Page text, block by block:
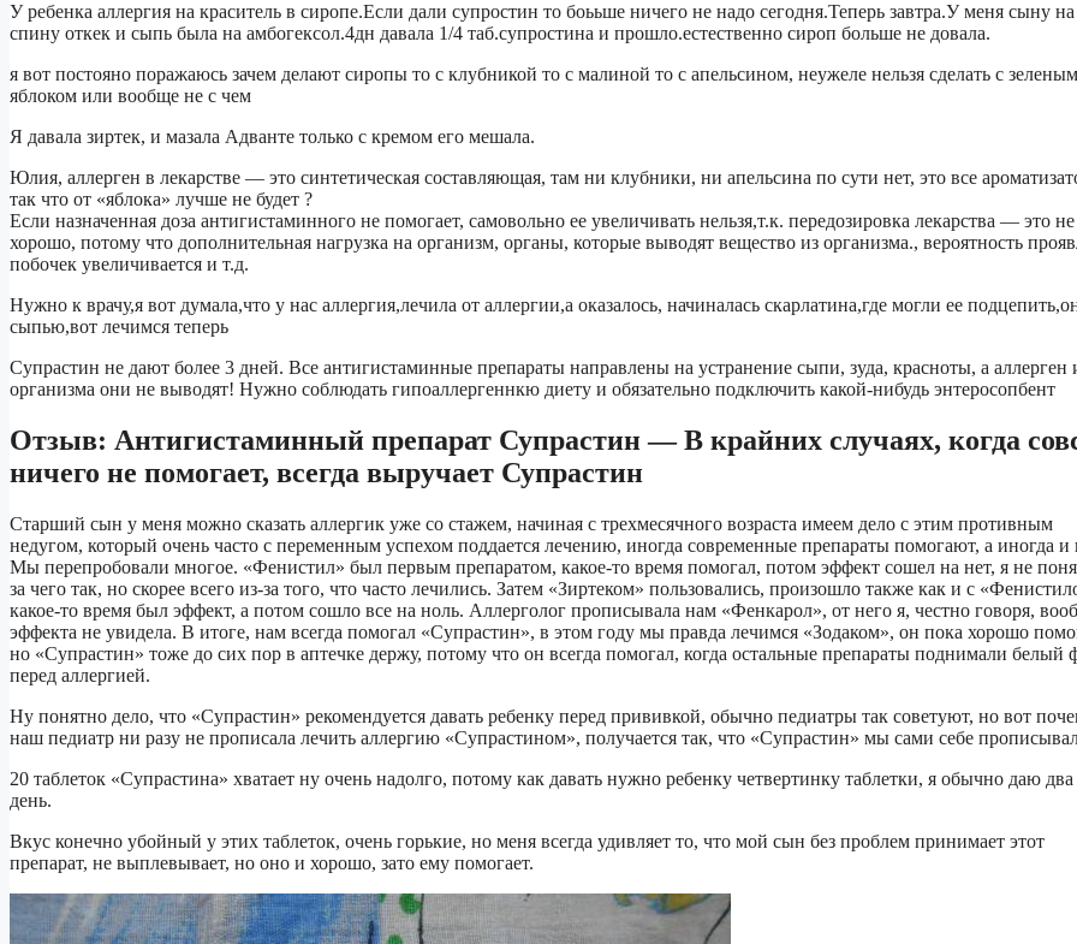
У ребенка аллергия на краситель в сиропе.Если дали супростин то боььше ничего не надо сегодня.Теперь завтра.У меня сыну
спину откек и сыпь была на амбогексол.4дн давала 1/4 таб.супростина и прошло.естественно сироп больше не довала.
я вот постояно поражаюсь зачем делают сиропы то с клубникой то с малиной то с апельсином, неужеле нельзя сделать с зеленым
яблоком или вообще не с чем
Я давала зиртек, и мазала Адванте только с кремом его мешала.
Юлия, аллерген в лекарстве — это синтетическая составляющая, там ни клубники, ни апельсина по сути нет, это все
так что от «яблока» лучше не будет ?
Если назначенная доза антигистаминного не помогает, самовольно ее увеличивать нельзя,т.к. передозировка лекарства — это не
хорошо, потому что дополнительная нагрузка на организм, органы, которые выводят вещество из организма., вероятность
побочек увеличивается и т.д.
Нужно к врачу,я вот думала,что у нас аллергия,лечила от аллергии,а оказалось, начиналась скарлатина,где могли ее
сыпью,вот лечимся теперь
Супрастин не дают более 3 дней. Все антигистаминные препараты направлены на устранение сыпи, зуда, красноты, а аллерген
организма они не выводят! Нужно соблюдать гипоаллергеннкю диету и обязательно подключить какой-нибудь энтеросопбент
Отзыв: Антигистаминный препарат Супрастин — В крайних случаях, когда
ничего не помогает, всегда выручает Супрастин
Старший сын у меня можно сказать аллергик уже со стажем, начиная с трехмесячного возраста имеем дело с этим противным
недугом, который очень часто с переменным успехом поддается лечению, иногда современные препараты помогают, а иногда и
Мы перепробовали многое. «Фенистил» был первым препаратом, какое-то время помогал, потом эффект сошел на нет, я не
за чего так, но скорее всего из-за того, что часто лечились. Затем «Зиртеком» пользовались, произошло также как и с
какое-то время был эффект, а потом сошло все на ноль. Аллерголог прописывала нам «Фенкарол», от него я, честно говоря,
эффекта не увидела. В итоге, нам всегда помогал «Супрастин», в этом году мы правда лечимся «Зодаком», он пока хорошо
но «Супрастин» тоже до сих пор в аптечке держу, потому что он всегда помогал, когда остальные препараты поднимали белый
перед аллергией.
Ну понятно дело, что «Супрастин» рекомендуется давать ребенку перед прививкой, обычно педиатры так советуют, но вот
наш педиатр ни разу не прописала лечить аллергию «Супрастином», получается так, что «Супрастин» мы сами себе
20 таблеток «Супрастина» хватает ну очень надолго, потому как давать нужно ребенку четвертинку таблетки, я обычно даю два
день.
Вкус конечно убойный у этих таблеток, очень горькие, но меня всегда удивляет то, что мой сын без проблем принимает этот
препарат, не выплевывает, но оно и хорошо, зато ему помогает.